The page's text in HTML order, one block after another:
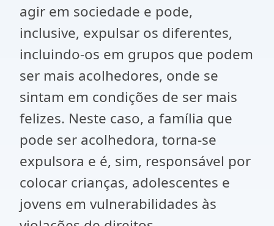
agir em sociedade e pode,
inclusive, expulsar os diferentes,
incluindo-os em grupos que podem
ser mais acolhedores, onde se
sintam em condições de ser mais
felizes. Neste caso, a família que
pode ser acolhedora, torna-se
expulsora e é, sim, responsável por
colocar crianças, adolescentes e
jovens em vulnerabilidades às